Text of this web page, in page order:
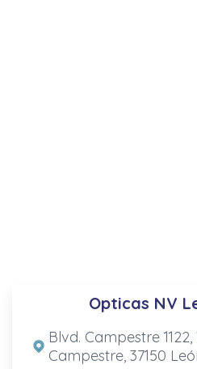
Opticas NV
Blvd. Campestre
Campestre, 37150